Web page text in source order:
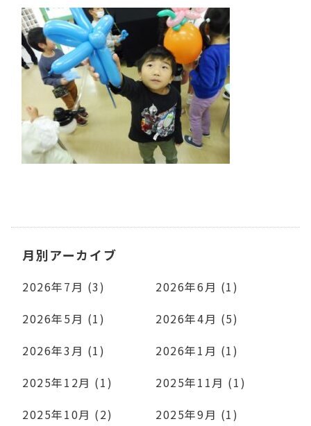
月別アーカイブ
2026年7月 (3)
2026年6月 (1)
2026年5月 (1)
2026年4月 (5)
2026年3月 (1)
2026年1月 (1)
2025年12月 (1)
2025年11月 (1)
2025年10月 (2)
2025年9月 (1)